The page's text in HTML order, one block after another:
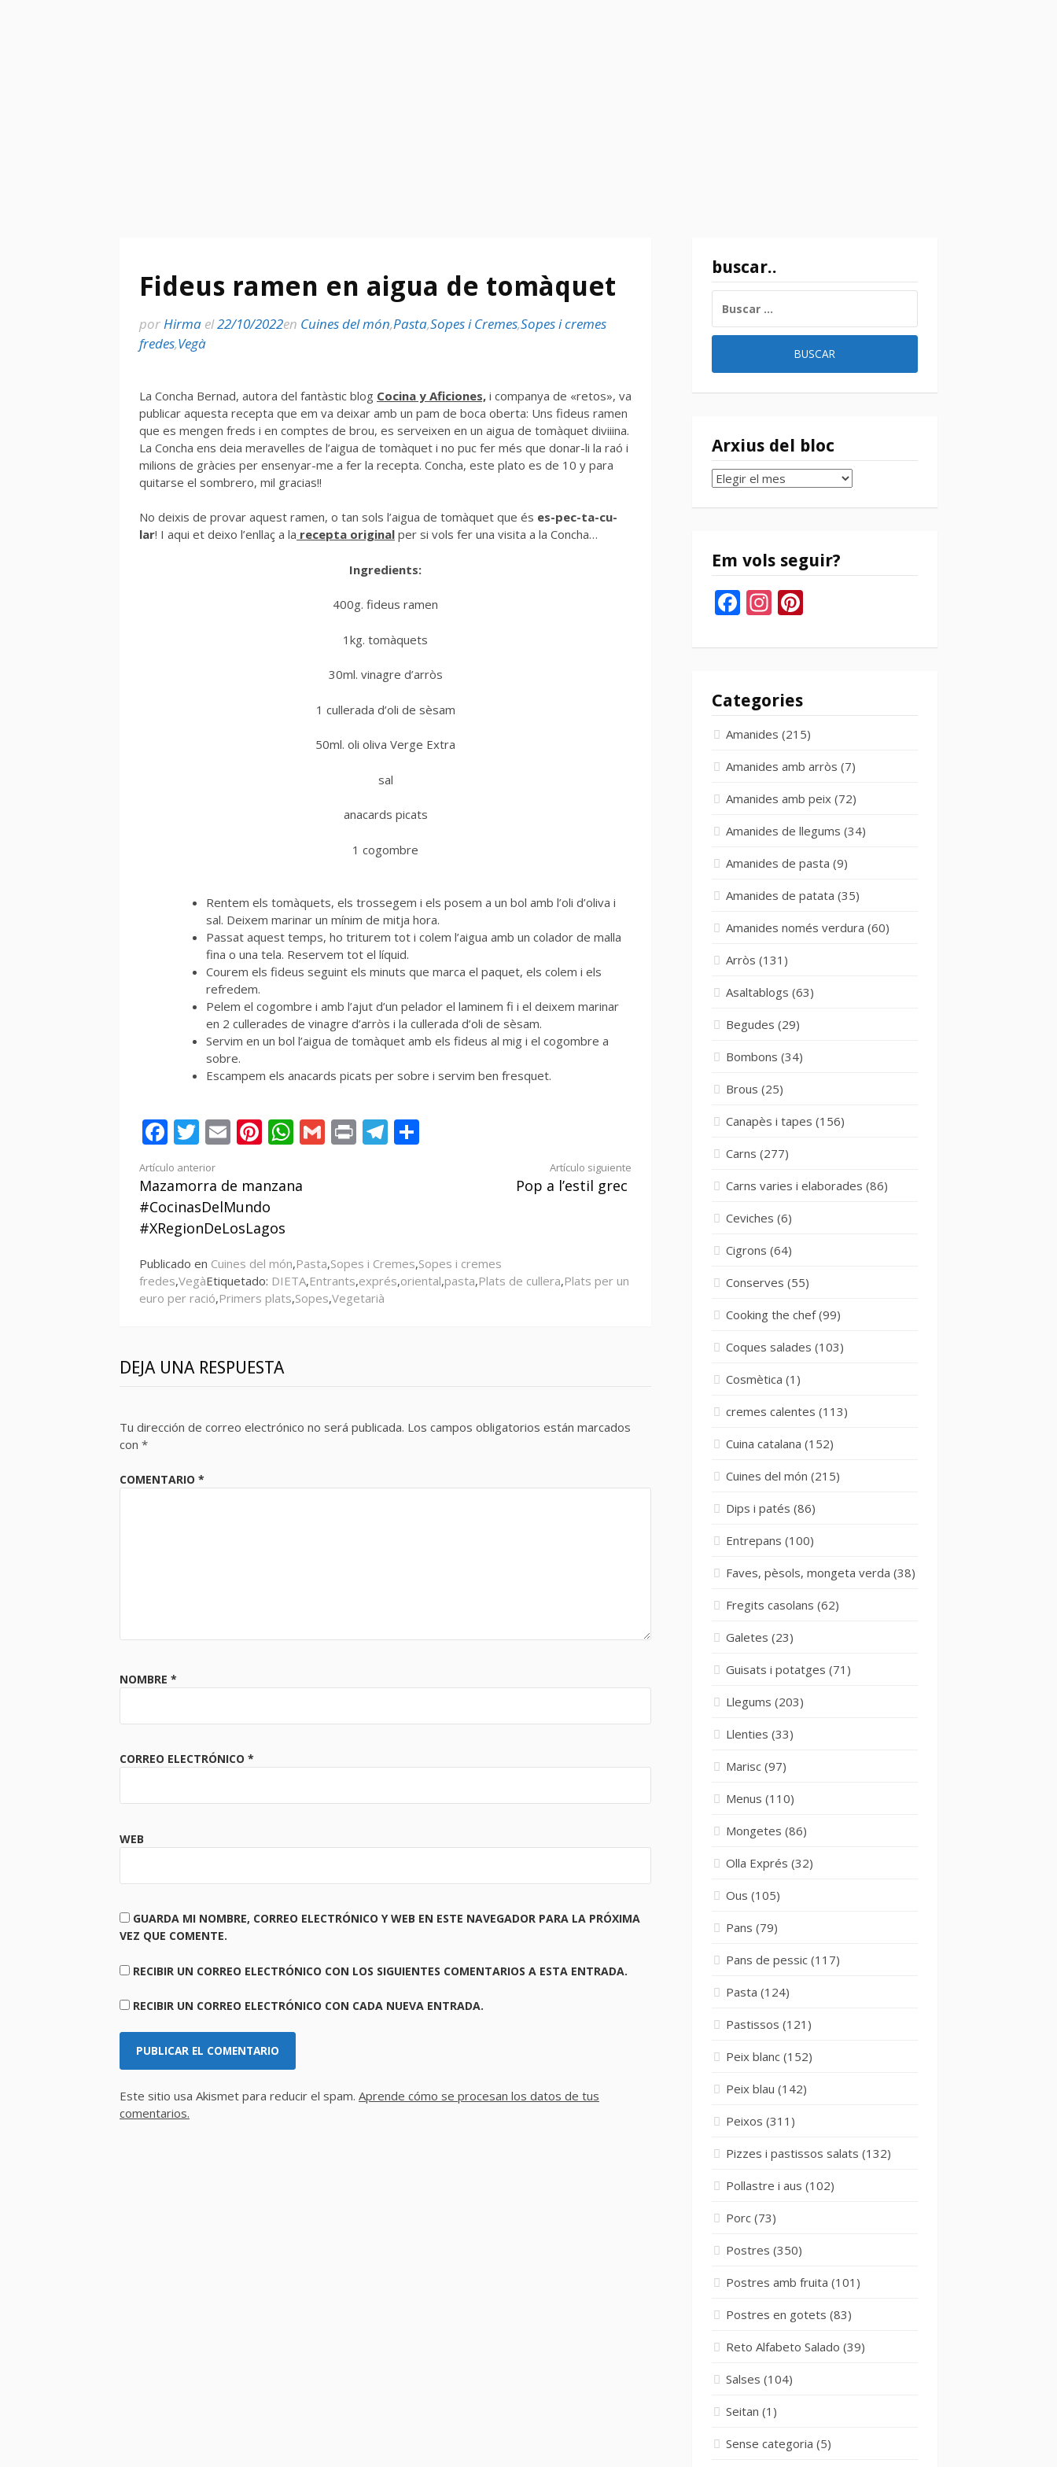
Fideus ramen en aigua de tomàquet
porHirma el22/10/2022en Cuines del món,Pasta,Sopes i Cremes,Sopes i cremes
fredes,Vegà
La Concha Bernad, autora del fantàstic blog Cocina y Aficiones, i companya de «retos», va
publicar aquesta recepta que em va deixar amb un pam de boca oberta: Uns fideus ramen
que es mengen freds i en comptes de brou, es serveixen en un aigua de tomàquet diviiina.
La Concha ens deia meravelles de l’aigua de tomàquet i no puc fer més que donar-li la raó i
milions de gràcies per ensenyar-me a fer la recepta. Concha, este plato es de 10 y para
quitarse el sombrero, mil gracias!!
No deixis de provar aquest ramen, o tan sols l’aigua de tomàquet que és es-pec-ta-cu-
lar! I aqui et deixo l’enllaç a la recepta original per si vols fer una visita a la Concha…
Ingredients:
400g. fideus ramen
1kg. tomàquets
30ml. vinagre d’arròs
1 cullerada d’oli de sèsam
50ml. oli oliva Verge Extra
sal
anacards picats
1 cogombre
Rentem els tomàquets, els trossegem i els posem a un bol amb l’oli d’oliva i
sal. Deixem marinar un mínim de mitja hora.
Passat aquest temps, ho triturem tot i colem l’aigua amb un colador de malla
fina o una tela. Reservem tot el líquid.
Courem els fideus seguint els minuts que marca el paquet, els colem i els
refredem.
Pelem el cogombre i amb l’ajut d’un pelador el laminem fi i el deixem marinar
en 2 cullerades de vinagre d’arròs i la cullerada d’oli de sèsam.
Servim en un bol l’aigua de tomàquet amb els fideus al mig i el cogombre a
sobre.
Escampem els anacards picats per sobre i servim ben fresquet.
Facebook
Twitter
EmailPinterest
WhatsApp
GmailPrintTelegram
Seguir
leyendo
Artículo anterior
Mazamorra de manzana
#CocinasDelMundo
#XRegionDeLosLagos
Artículo siguiente
Pop a l’estil grec
Publicado en Cuines del món,Pasta,Sopes i Cremes,Sopes i cremes
fredes,VegàEtiquetado: DIETA,Entrants,exprés,oriental,pasta,Plats de cullera,Plats per un
euro per ració,Primers plats,Sopes,Vegetarià
DEJA UNA RESPUESTA
Tu dirección de correo electrónico no será publicada. Los campos obligatorios están marcados
con *
COMENTARIO *
NOMBRE *
CORREO ELECTRÓNICO *
WEB
GUARDA MI NOMBRE, CORREO ELECTRÓNICO Y WEB EN ESTE NAVEGADOR PARA LA PRÓXIMA
VEZ QUE COMENTE.
RECIBIR UN CORREO ELECTRÓNICO CON LOS SIGUIENTES COMENTARIOS A ESTA ENTRADA.
RECIBIR UN CORREO ELECTRÓNICO CON CADA NUEVA ENTRADA.
Este sitio usa Akismet para reducir el spam. Aprende cómo se procesan los datos de tus
comentarios.
buscar..
Arxius del bloc
Arxius
bloc
Em vols seguir?
Facebook
Instagram
Categories
Amanides (215)
Amanides amb arròs (7)
Amanides amb peix (72)
Amanides de llegums (34)
Amanides de pasta (9)
Amanides de patata (35)
Amanides només verdura (60)
Arròs (131)
Asaltablogs (63)
Begudes (29)
Bombons (34)
Brous (25)
Canapès i tapes (156)
Carns (277)
Carns varies i elaborades (86)
Ceviches (6)
Cigrons (64)
Conserves (55)
Cooking the chef(99)
Coques salades (103)
Cosmètica (1)
cremes calentes (113)
Cuina catalana (152)
Cuines del món (215)
Dips i patés (86)
Entrepans (100)
Faves, pèsols, mongeta verda (38)
Fregits casolans (62)
Galetes (23)
Guisats i potatges (71)
Llegums (203)
Llenties (33)
Marisc (97)
Menus (110)
Mongetes (86)
Olla Exprés (32)
Ous (105)
Pans (79)
Pans de pessic (117)
Pasta (124)
Pastissos (121)
Peix blanc (152)
Peix blau (142)
Peixos (311)
Pizzes i pastissos salats (132)
Pollastre i aus (102)
Porc (73)
Postres (350)
Postres amb fruita (101)
Postres en gotets (83)
Reto Alfabeto Salado (39)
Salses (104)
Seitan (1)
Sense categoria (5)